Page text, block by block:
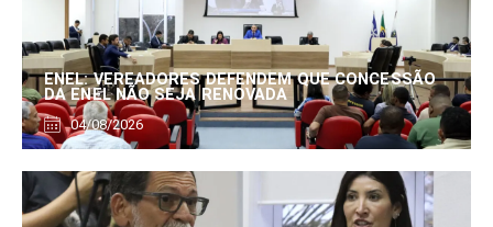
ENEL: VEREADORES DEFENDEM QUE CONCESSÃO
DA ENEL NÃO SEJA RENOVADA
04/08/2026